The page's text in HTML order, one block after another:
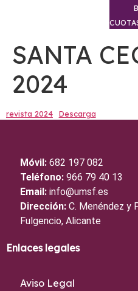
SANTA
2024
revista 2024 Descarga
Móvil:682 197 082
Teléfono:966 79 40 13
Email:info@umsf.es
Dirección:C. Menéndez y
Fulgencio, Alicante
Enlaces legales
Aviso Legal